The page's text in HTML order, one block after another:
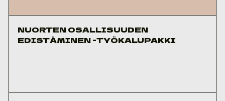
NUORTEN OSALLISUUDEN
EDISTÄMINEN -TYÖKALUPAKKI